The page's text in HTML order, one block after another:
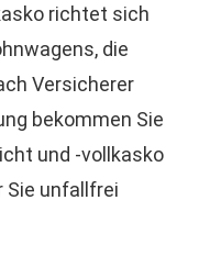
richtet sich
die
Versicherer
bekommen Sie
und -vollkasko
Sie unfallfrei